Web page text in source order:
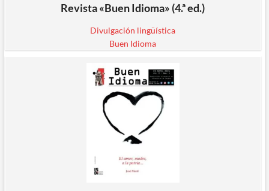
Revista «Buen Idioma» (4.ª ed.)
Divulgación lingüística
Buen Idioma